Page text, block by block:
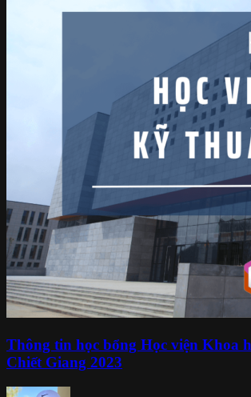
Thông tin học bổng Học viện Khoa
Chiết Giang 2023